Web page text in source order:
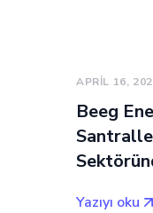
APRIL 16,
Beeg
Yazıyı oku